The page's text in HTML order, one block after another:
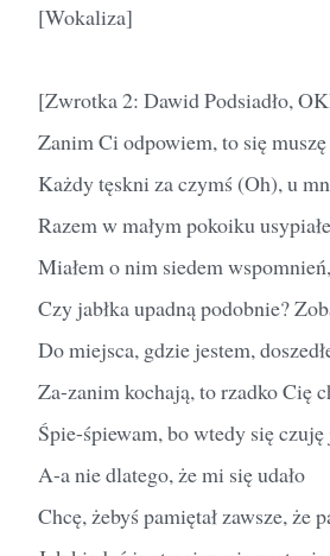
[Wokaliza]
[Zwrotka 2: Dawid Podsiadło,
Zanim Ci odpowiem, to się
Każdy tęskni za czymś (Oh), u
Razem w małym pokoiku
Miałem o nim siedem
Czy jabłka upadną podobnie?
Do miejsca, gdzie jestem,
Za-zanim kochają, to rzadko Cię
Śpie-śpiewam, bo wtedy się czuję
A-a nie dlatego, że mi się udało
Chcę, żebyś pamiętał zawsze, że